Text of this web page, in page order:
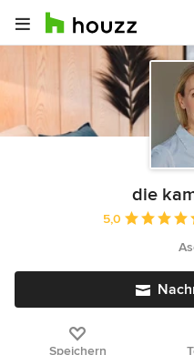
die
5,0
Speichern